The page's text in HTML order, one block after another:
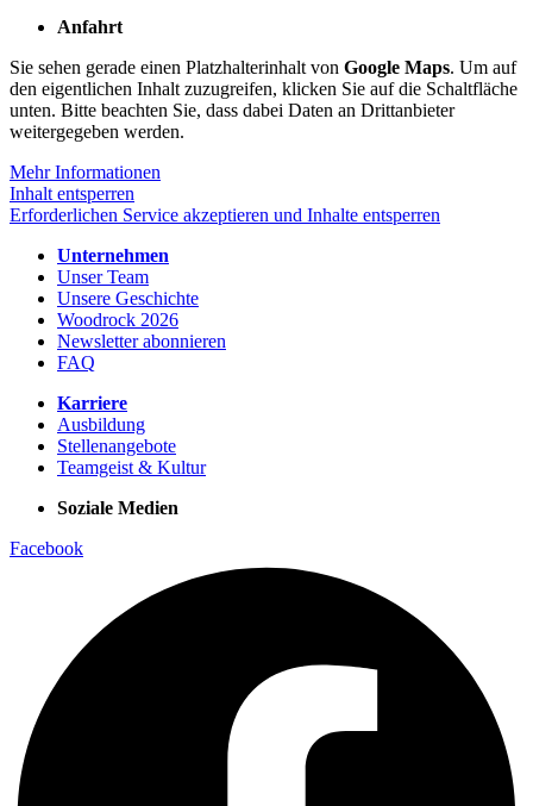
Anfahrt
Sie sehen gerade einen Platzhalterinhalt von Google Maps. Um auf
den eigentlichen Inhalt zuzugreifen, klicken Sie auf die Schaltfläche
unten. Bitte beachten Sie, dass dabei Daten an Drittanbieter
weitergegeben werden.
Mehr Informationen
Inhalt entsperren
Erforderlichen Service akzeptieren und Inhalte entsperren
Unternehmen
Unser Team
Unsere Geschichte
Woodrock 2026
Newsletter abonnieren
FAQ
Karriere
Ausbildung
Stellenangebote
Teamgeist & Kultur
Soziale Medien
Facebook